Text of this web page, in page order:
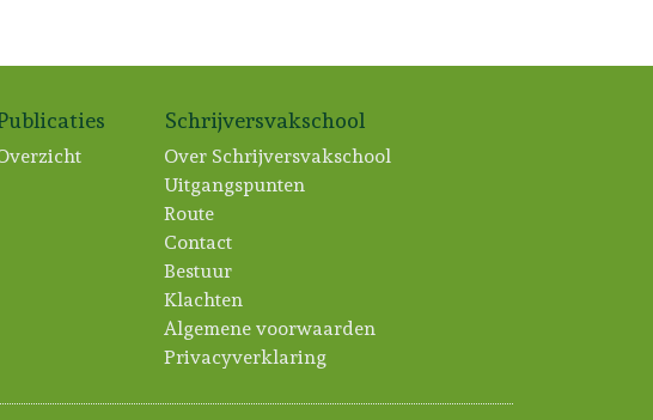
Schrijversvakschool
Over Schrijversvakschool
Uitgangspunten
Route
Contact
Bestuur
Klachten
Algemene voorwaarden
Privacyverklaring